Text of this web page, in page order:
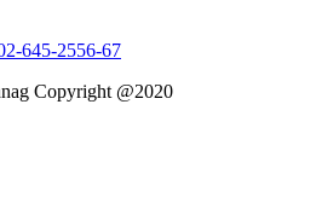
645-2556-67
Copyright @2020